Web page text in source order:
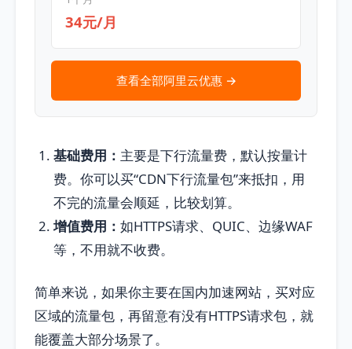
34元/月
查看全部阿里云优惠 →
基础费用： 主要是下行流量费，默认按量计
费。你可以买“CDN下行流量包”来抵扣，用
不完的流量会顺延，比较划算。
增值费用： 如HTTPS请求、QUIC、边缘WAF
等，不用就不收费。
简单来说，如果你主要在国内加速网站，买对应
区域的流量包，再留意有没有HTTPS请求包，就
能覆盖大部分场景了。